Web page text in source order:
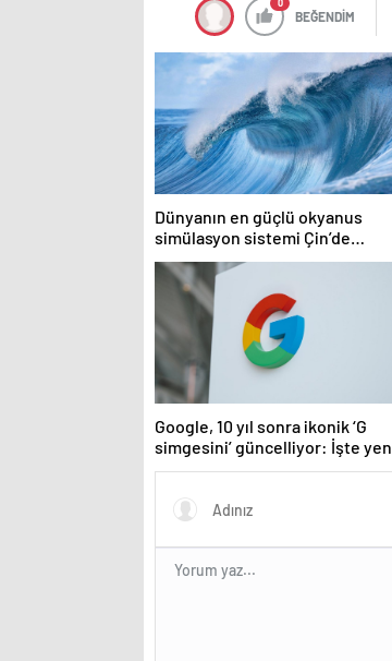
BEĞENDİM
Dünyanın en güçlü okyanus
simülasyon sistemi Çin’de
faaliyete geçiyor
Google, 10 yıl sonra ikonik ‘G
simgesini’ güncelliyor: İşte yeni
tasarım